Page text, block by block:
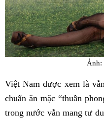
Ảnh:
Việt Nam được xem là
chuẩn ăn mặc “thuần
trong nước vẫn mang tư